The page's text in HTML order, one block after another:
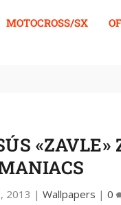
MOTOCROSS/SX
«ZAVLE»
2013 |Wallpapers |0